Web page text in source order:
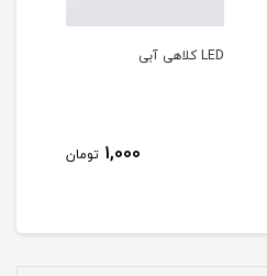
LED کلاهی آبی
1,000 تومان